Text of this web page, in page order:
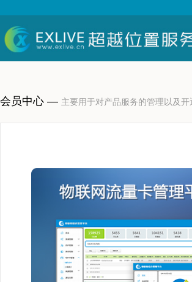
会员中心 — 主要用于对产品服务的管理以及